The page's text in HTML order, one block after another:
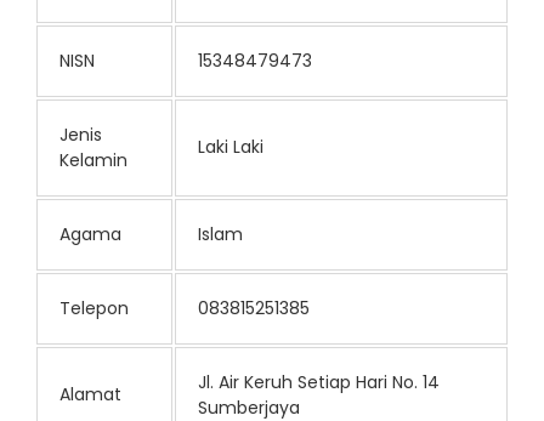
NISN 15348479473
Jenis
Kelamin
Laki Laki
Agama Islam
Telepon 083815251385
Alamat
Jl. Air Keruh Setiap Hari No. 14
Sumberjaya